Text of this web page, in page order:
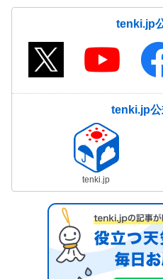
tenki.jp
tenki.jp公
tenki.jp